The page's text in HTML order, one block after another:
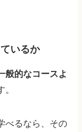
いるか
般的なコースよ
。
べるなら、その